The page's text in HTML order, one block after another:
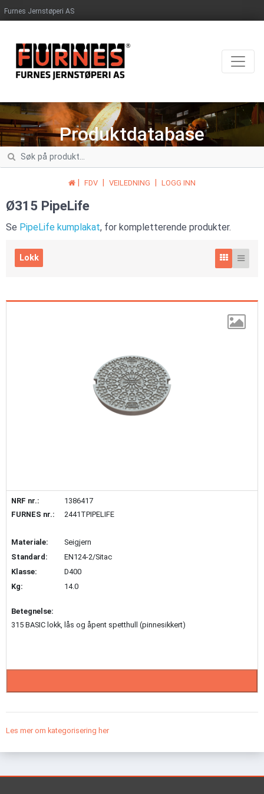
Furnes Jernstøperi AS
Produktdatabase
FDV VEILEDNING LOGG INN
Ø315 PipeLife
Se PipeLife kumplakat, for kompletterende produkter.
Lokk
NRF nr.:
1386417
FURNES nr.:
2441TPIPELIFE
Materiale:
Seigjern
Standard:
EN124-2/Sitac
Klasse:
D400
Kg:
14.0
Betegnelse:
315 BASIC lokk, lås og åpent spetthull (pinnesikkert)
Les mer om kategorisering her